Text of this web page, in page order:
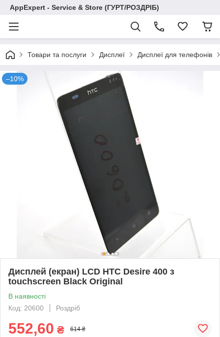
AppExpert - Service & Store (ГУРТ/РОЗДРІБ)
Товари та послуги Дисплеї Дисплеї для телефонів
–10%
Дисплей (екран) LCD HTC Desire 400 з
touchscreen Black Original
В наявності
Код: 20600
Роздріб
552,60 ₴ 614 ₴